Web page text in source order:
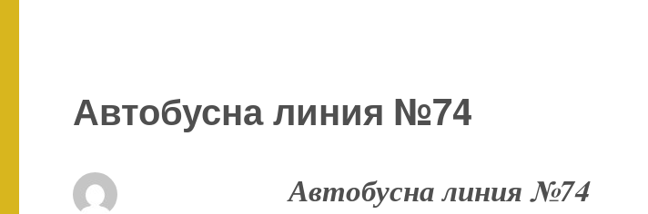
Автобусна линия №74
Автобусна линия №74